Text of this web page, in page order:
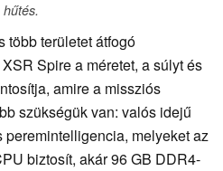
hűtés.
több területet átfogó
Spire a méretet, a súlyt és
amire a missziós
szükségük van: valós idejű
melyeket az
biztosít, akár 96 GB DDR4-